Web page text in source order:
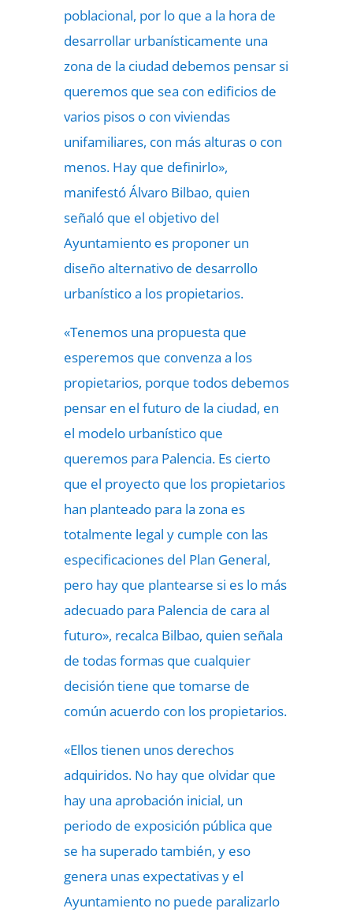
poblacional, por lo que a la hora de
desarrollar urbanísticamente una
zona de la ciudad debemos pensar si
queremos que sea con edificios de
varios pisos o con viviendas
unifamiliares, con más alturas o con
menos. Hay que definirlo»,
manifestó Álvaro Bilbao, quien
señaló que el objetivo del
Ayuntamiento es proponer un
diseño alternativo de desarrollo
urbanístico a los propietarios.
«Tenemos una propuesta que
esperemos que convenza a los
propietarios, porque todos debemos
pensar en el futuro de la ciudad, en
el modelo urbanístico que
queremos para Palencia. Es cierto
que el proyecto que los propietarios
han planteado para la zona es
totalmente legal y cumple con las
especificaciones del Plan General,
pero hay que plantearse si es lo más
adecuado para Palencia de cara al
futuro», recalca Bilbao, quien señala
de todas formas que cualquier
decisión tiene que tomarse de
común acuerdo con los propietarios.
«Ellos tienen unos derechos
adquiridos. No hay que olvidar que
hay una aprobación inicial, un
periodo de exposición pública que
se ha superado también, y eso
genera unas expectativas y el
Ayuntamiento no puede paralizarlo